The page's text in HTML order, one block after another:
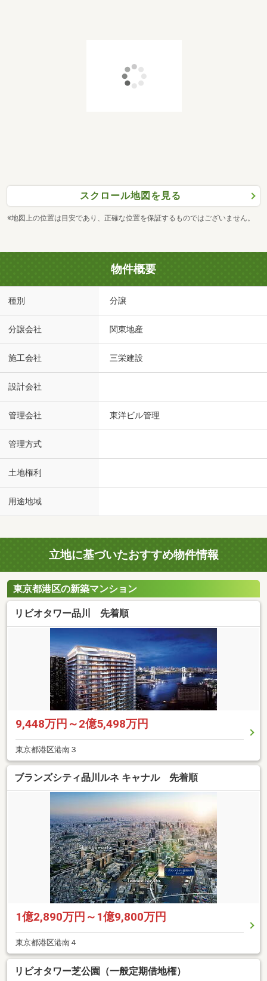
スクロール地図を見る
※地図上の位置は目安であり、正確な位置を保証するものではございません。
物件概要
種別 分譲
分譲会社 関東地産
施工会社 三栄建設
設計会社
管理会社 東洋ビル管理
管理方式
土地権利
用途地域
立地に基づいたおすすめ物件情報
東京都港区の新築マンション
リビオタワー品川 先着順
9,448万円～2億5,498万円
東京都港区港南３
ブランズシティ品川ルネ キャナル 先着順
1億2,890万円～1億9,800万円
東京都港区港南４
リビオタワー芝公園（一般定期借地権）